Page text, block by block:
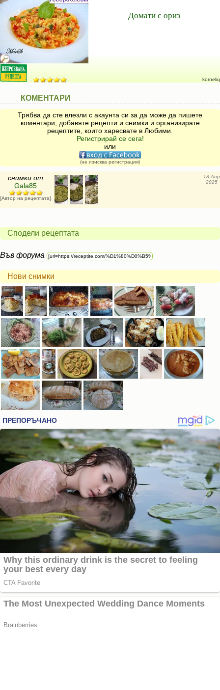
Домати с ориз
korneliq
КОМЕНТАРИ
Трябва да сте влезли с акаунта си за да може да пишете
коментари, добавяте рецепти и снимки и организирате
рецептите, които харесвате в Любими.
Регистрирай се сега!
или
(не изисква регистрация)
снимки от
Gala85
[Автор на рецептата]
18 Апр
2025
Сподели рецептата
Във форума
Нови снимки